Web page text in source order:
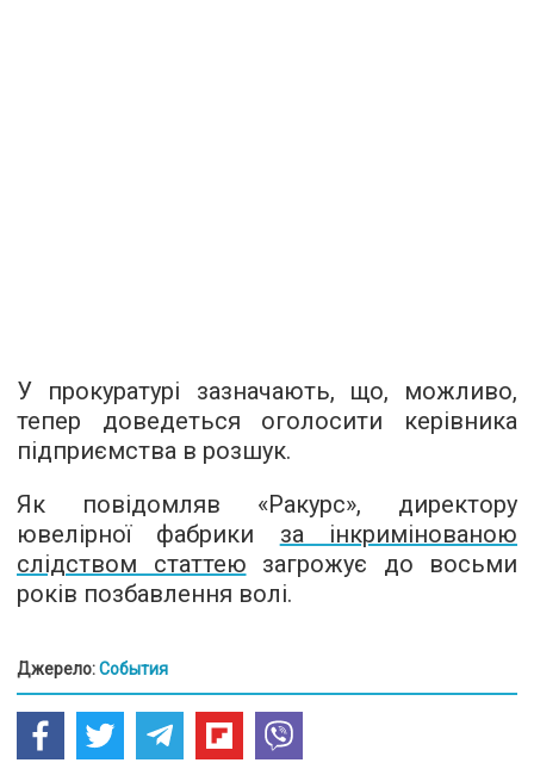
У прокуратурі зазначають, що, можливо,
тепер доведеться оголосити керівника
підприємства в розшук.
Як повідомляв «Ракурс», директору
ювелірної фабрики за інкримінованою
слідством статтею загрожує до восьми
років позбавлення волі.
Джерело:События